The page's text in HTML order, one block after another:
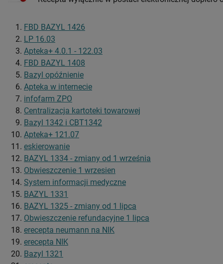
FBD BAZYL 1426
LP 16.03
Apteka+ 4.0.1 - 122.03
FBD BAZYL 1408
Bazyl opóźnienie
Apteka w internecie
infofarm ZPO
Centralizacja kartoteki towarowej
Bazyl 1342 i CBT1342
Apteka+ 121.07
eskierowanie
BAZYL 1334 - zmiany od 1 września
Obwieszczenie 1 wrzesien
System informacji medyczne
BAZYL 1331
BAZYL 1325 - zmiany od 1 lipca
Obwieszczenie refundacyjne 1 lipca
erecepta neumann na NIK
erecepta NIK
Bazyl 1321